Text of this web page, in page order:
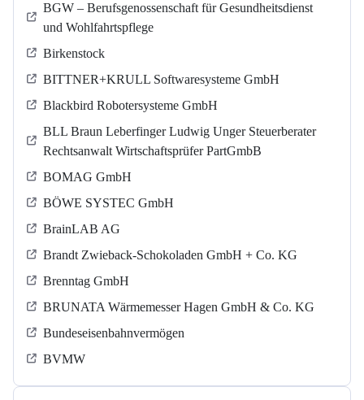
BGW – Berufsgenossenschaft für Gesundheitsdienst
und Wohlfahrtspflege
Birkenstock
BITTNER+KRULL Softwaresysteme GmbH
Blackbird Robotersysteme GmbH
BLL Braun Leberfinger Ludwig Unger Steuerberater
Rechtsanwalt Wirtschaftsprüfer PartGmbB
BOMAG GmbH
BÖWE SYSTEC GmbH
BrainLAB AG
Brandt Zwieback-Schokoladen GmbH + Co. KG
Brenntag GmbH
BRUNATA Wärmemesser Hagen GmbH & Co. KG
Bundeseisenbahnvermögen
BVMW